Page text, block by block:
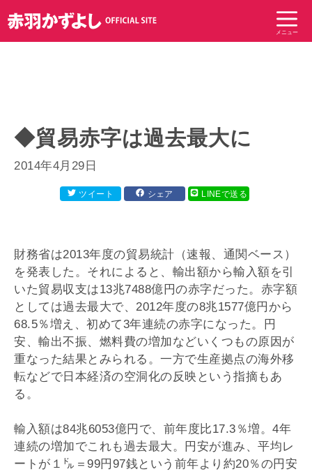
ン
テ
メニュー
◆貿易赤字は過去最大に
2014年4月29日
ツイート シェア LINEで送る
財務省は2013年度の貿易統計（速報、通関ベース）
を発表した。それによると、輸出額から輸入額を引
いた貿易収支は13兆7488億円の赤字だった。赤字額
としては過去最大で、2012年度の8兆1577億円から
68.5％増え、初めて3年連続の赤字になった。円
安、輸出不振、燃料費の増加などいくつもの原因が
重なった結果とみられる。一方で生産拠点の海外移
転などで日本経済の空洞化の反映という指摘もあ
る。
輸入額は84兆6053億円で、前年度比17.3％増。4年
連続の増加でこれも過去最大。円安が進み、平均レ
ートが１㌦＝99円97銭という前年より約20％の円安